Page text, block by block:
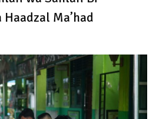
Ma’had